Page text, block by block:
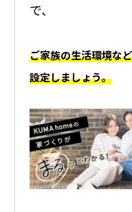
で、
ご家族の生活環境な
設定しましょう。